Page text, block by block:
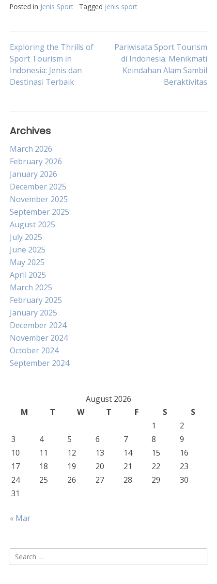
Posted in Jenis Sport Tagged jenis sport
Post
navigation
Exploring the Thrills of
Sport Tourism in
Indonesia: Jenis dan
Destinasi Terbaik
Pariwisata Sport Tourism
di Indonesia: Menikmati
Keindahan Alam Sambil
Beraktivitas
Archives
March 2026
February 2026
January 2026
December 2025
November 2025
September 2025
August 2025
July 2025
June 2025
May 2025
April 2025
March 2025
February 2025
January 2025
December 2024
November 2024
October 2024
September 2024
August 2026
M
T W T F S
S
1
2
3
4 5 6 7 8
9
10
11 12 13 14 15
16
17
18 19 20 21 22
23
24
25 26 27 28 29
30
31
« Mar
Search
for: